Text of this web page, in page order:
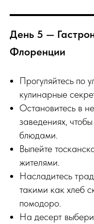
День 5 —
Флоренции
Прогуляйтесь по
кулинарные
Остановитесь в
заведениях,
блюдами.
Выпейте
жителями.
Насладитесь
такими как хлеб
помодоро.
На десерт